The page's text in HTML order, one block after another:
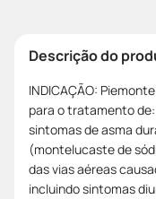
Descrição do
INDICAÇÃO:
para o tratamento
sintomas de asma
(montelucaste de
das vias aéreas
incluindo sintomas